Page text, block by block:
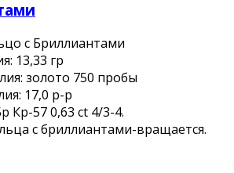
с Бриллиантами
13,33 гр
золото 750 пробы
17,0 р-р
Кр-57 0,63 ct 4/3-4.
с бриллиантами-вращается.